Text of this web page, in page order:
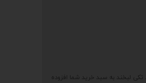
لبخند به سبد خرید شما افزوده